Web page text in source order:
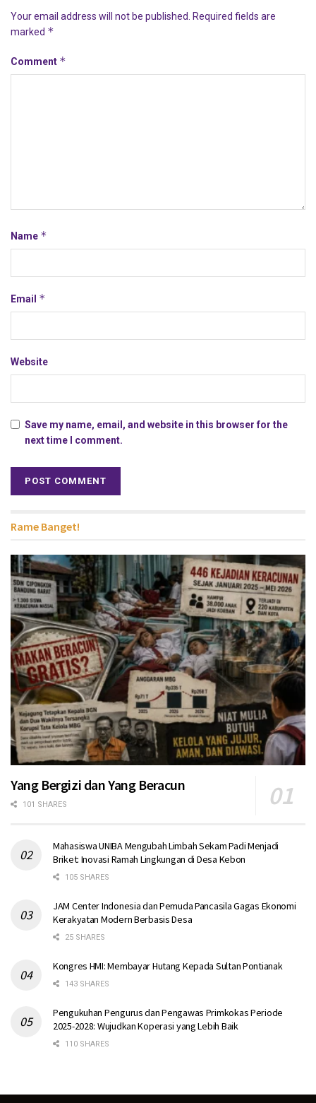
Your email address will not be published. Required fields are
marked *
Comment *
Name *
Email *
Website
Save my name, email, and website in this browser for the
next time I comment.
Rame Banget!
Yang Bergizi dan Yang Beracun
101 SHARES
Mahasiswa UNIBA Mengubah Limbah Sekam Padi Menjadi
Briket: Inovasi Ramah Lingkungan di Desa Kebon
105 SHARES
JAM Center Indonesia dan Pemuda Pancasila Gagas Ekonomi
Kerakyatan Modern Berbasis Desa
25 SHARES
Kongres HMI: Membayar Hutang Kepada Sultan Pontianak
143 SHARES
Pengukuhan Pengurus dan Pengawas Primkokas Periode
2025-2028: Wujudkan Koperasi yang Lebih Baik
110 SHARES